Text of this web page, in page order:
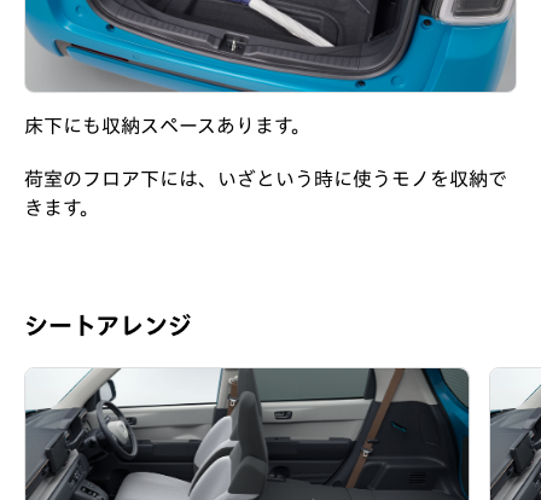
床下にも収納スペースあります。
荷室のフロア下には、いざという時に使うモノを収納で
きます。
シートアレンジ